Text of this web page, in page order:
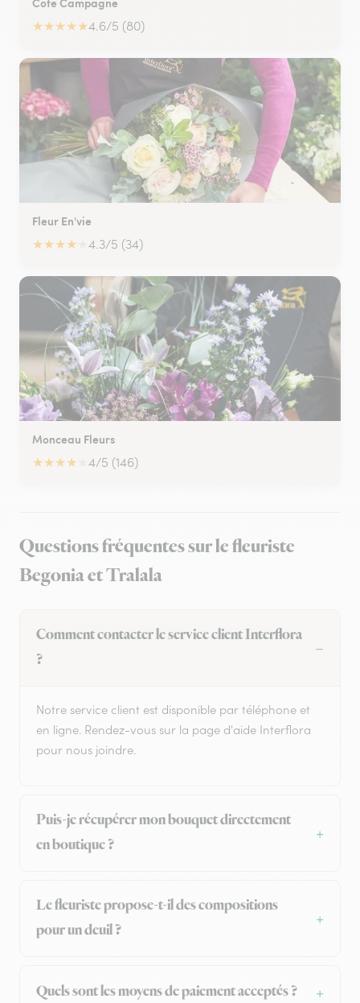
★★★★★4.6/5 (80)
Fleur En'vie
★★★★ 4.3/5 (34)
Monceau Fleurs
★★★★ 4/5 (146)
Questions fréquentes sur le fleuriste
Begonia et Tralala
Comment contacter le service client Interflora
?
Notre service client est disponible par téléphone et
en ligne. Rendez-vous sur la page d'aide Interflora
pour nous joindre.
Puis-je récupérer mon bouquet directement
en boutique ?
Le fleuriste propose-t-il des compositions
pour un deuil ?
Quels sont les moyens de paiement acceptés ?